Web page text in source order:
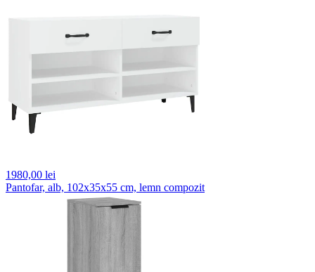
1980,00 lei
Pantofar, alb, 102x35x55 cm, lemn compozit